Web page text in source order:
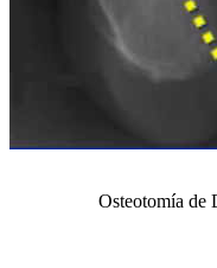
Osteotomía de